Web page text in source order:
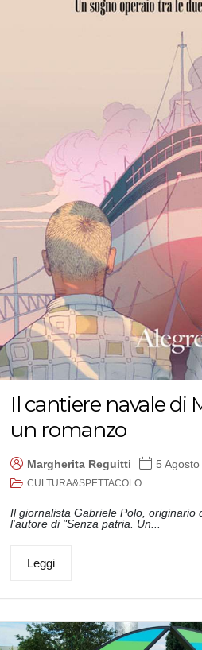
Il cantiere navale di
un romanzo
Margherita Reguitti 5
CULTURA&SPETTACOLO
Il giornalista Gabriele Polo, originario
l'autore di "Senza patria. Un...
Leggi